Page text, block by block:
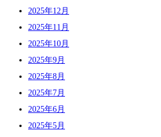
2025年12月
2025年11月
2025年10月
2025年9月
2025年8月
2025年7月
2025年6月
2025年5月